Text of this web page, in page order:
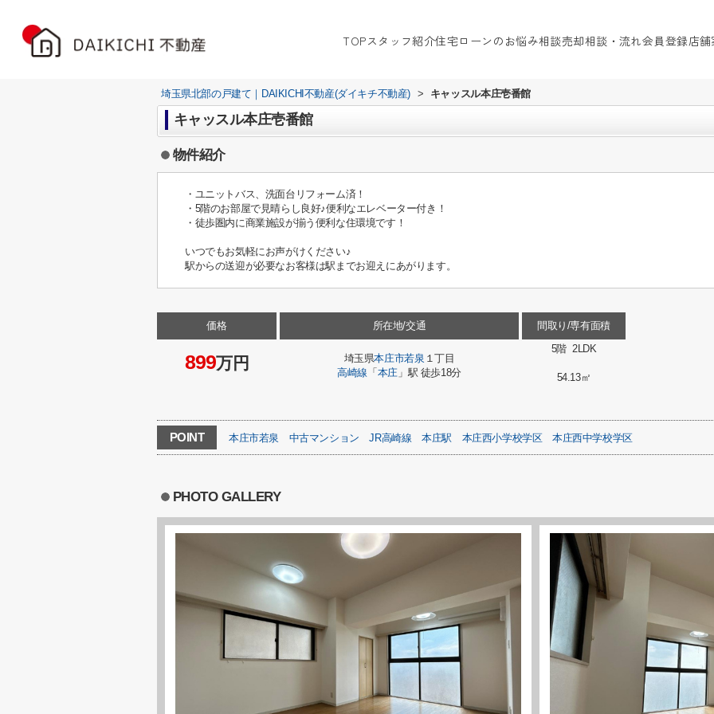
TOPスタッフ紹介住宅ローンのお悩み相談売却相談・流れ会員登録店
埼玉県北部の戸建て｜DAIKICHI不動産(ダイキチ不動産) > キャッスル本庄壱番館
キャッスル本庄壱番館
物件紹介
・ユニットバス、洗面台リフォーム済！
・5階のお部屋で見晴らし良好♪便利なエレベーター付き！
・徒歩圏内に商業施設が揃う便利な住環境です！
いつでもお気軽にお声がけください♪
駅からの送迎が必要なお客様は駅までお迎えにあがります。
価格
899万円
所在地/交通
埼玉県本庄市若泉 １丁目
高崎線 「 本庄」駅 徒歩18分
間取り/専有面積
5階 2LDK
54.13㎡
POINT 本庄市若泉 中古マンション JR高崎線 本庄駅 本庄西小学校学区 本庄西中学校学区
PHOTO GALLERY